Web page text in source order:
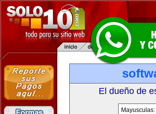
El dueño de
Mayusculas: